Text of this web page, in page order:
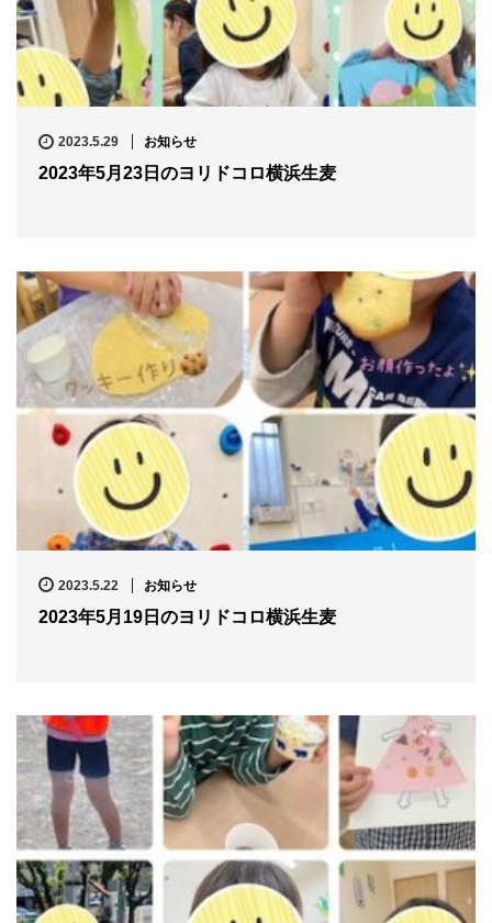
2023.5.29 お知らせ
2023年5月23日のヨリドコロ横浜生麦
2023.5.22 お知らせ
2023年5月19日のヨリドコロ横浜生麦